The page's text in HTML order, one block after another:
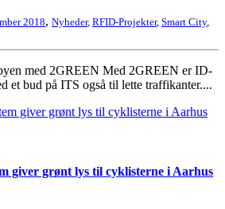
2018, Nyheder, RFID-Projekter, Smart City,
med 2GREEN Med 2GREEN er ID-
et bud på ITS også til lette traffikanter....
giver grønt lys til cyklisterne i Aarhus